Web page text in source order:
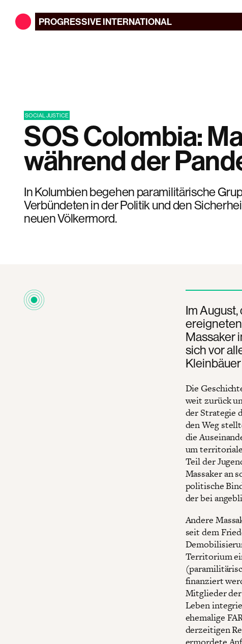
PROGRESSIVEINTERNATIONAL
SOCIAL JUSTICE
SOS Colombia:
während der
In Kolumbien begehen paramilitärische
Verbündeten in der Politik und den
neuen Völkermord.
Im
Massaker
sich vor
Die
weit zurück
der Strategie
den Weg
die
um
Teil der
Massaker an
politische
der bei
Andere
seit dem
Territorium
finanziert
Mitglieder
Leben
ehemalige
derzeitigen
ermordete